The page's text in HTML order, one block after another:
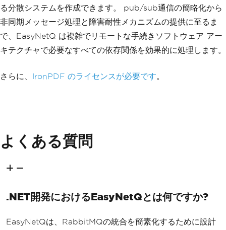
る分散システムを作成できます。 pub/sub通信の簡略化から
非同期メッセージ処理と障害耐性メカニズムの提供に至るま
で、EasyNetQ は複雑でリモートな手続きソフトウェア アー
キテクチャで必要なすべての依存関係を効果的に処理します。
さらに、 IronPDF のライセンスが必要です。
よくある質問
.NET開発におけるEasyNetQとは何ですか?
EasyNetQは、RabbitMQの統合を簡素化するために設計